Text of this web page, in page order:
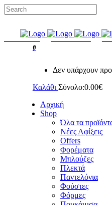
FACEBOOK INSTAGRAM
0
Δεν υπάρχουν
Καλάθι Σύνολο:0.00€
Αρχική
Shop
Όλα τα
Νέες Αφίξεις
Offers
Φορέματα
Μπλούζες
Πλεκτά
Παντελόνια
Φούστες
Φόρμες